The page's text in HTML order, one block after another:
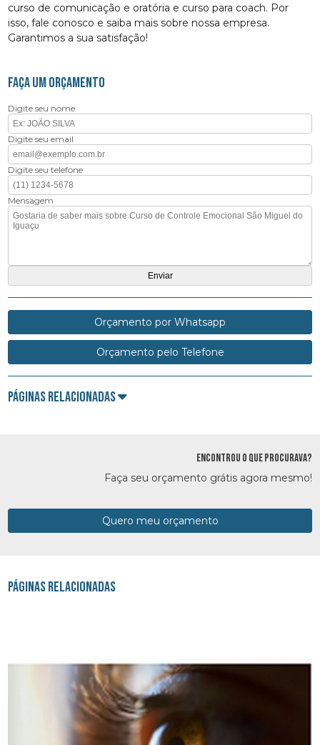
curso de comunicação e oratória e curso para coach. Por
isso, fale conosco e saiba mais sobre nossa empresa.
Garantimos a sua satisfação!
FAÇA UM ORÇAMENTO
Digite seu nome
Digite seu email
Digite seu telefone
Mensagem
Orçamento por Whatsapp
Orçamento pelo Telefone
Páginas Relacionadas
ENCONTROU O QUE PROCURAVA?
Faça seu orçamento grátis agora mesmo!
Quero meu orçamento
Páginas Relacionadas